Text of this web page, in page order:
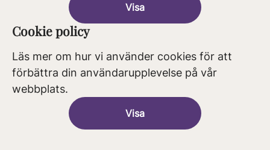
Visa
Cookie policy
Läs mer om hur vi använder cookies för att
förbättra din användarupplevelse på vår
webbplats.
Visa